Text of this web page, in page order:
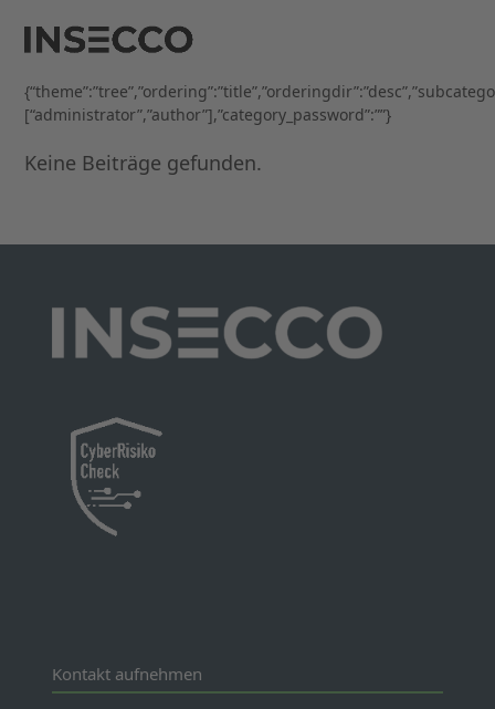
content
mobile
menu
mobile
menu
[“administrator”,”author”],”category_password”:””}
Keine Beiträge gefunden.
Kontakt aufnehmen